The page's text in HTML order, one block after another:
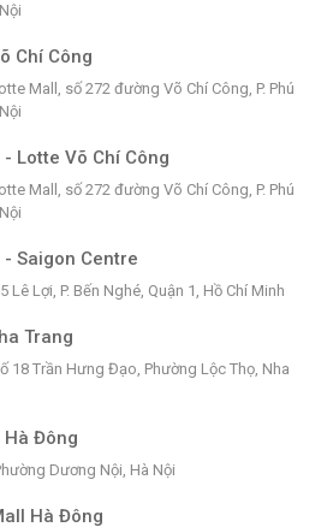
Chí Công
Mall, số 272 đường Võ Chí Công, P. Phú
Lotte Võ Chí Công
Mall, số 272 đường Võ Chí Công, P. Phú
Saigon Centre
Lê Lợi, P. Bến Nghé, Quận 1, Hồ Chí Minh
Trang
18 Trần Hưng Đạo, Phường Lộc Thọ, Nha
Hà Đông
Dương Nội, Hà Nội
Hà Đông